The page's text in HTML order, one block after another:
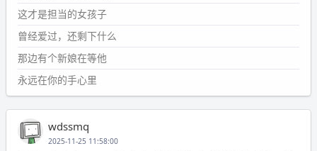
这才是担当的女孩子
曾经爱过，还剩下什么
那边有个新娘在等他
永远在你的手心里
wdssmq
2025-11-25 11:58:00